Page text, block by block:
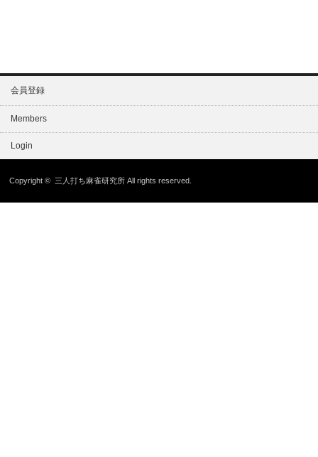
会員登録
Members
Login
Copyright © 三人打ち麻雀研究所 All rights reserved.